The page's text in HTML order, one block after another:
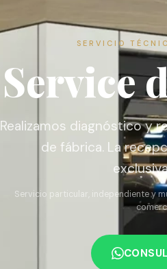
SERVICIO
Service
Realizamos diagnóstico y
de fábrica. La
Servicio particular, independiente y